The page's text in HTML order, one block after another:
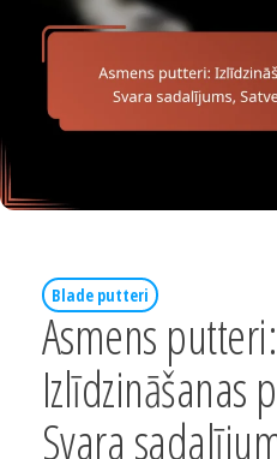
Blade putteri
Asmens putteri:
Izlīdzināšanas
Svara